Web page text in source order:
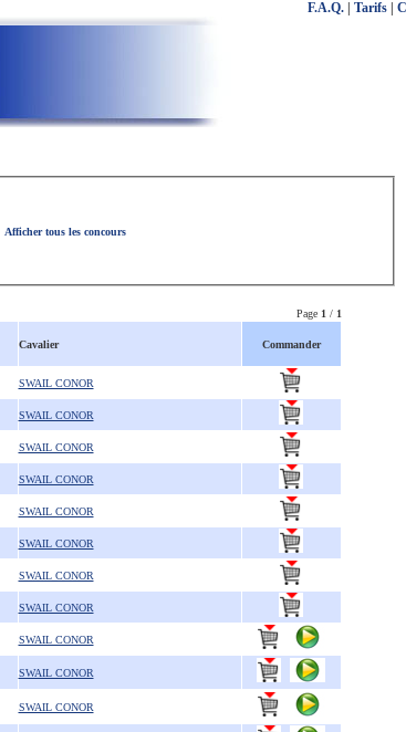
F.A.Q. Tarifs
Afficher tous les concours
Page 1 / 1
Cavalier Commander
SWAIL CONOR
SWAIL CONOR
SWAIL CONOR
SWAIL CONOR
SWAIL CONOR
SWAIL CONOR
SWAIL CONOR
SWAIL CONOR
SWAIL CONOR
SWAIL CONOR
SWAIL CONOR